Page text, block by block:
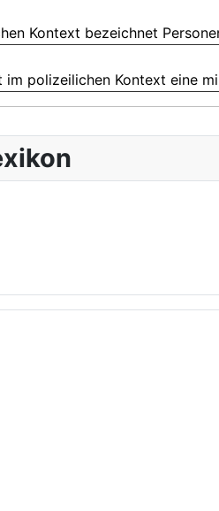
Kontext bezeichnet
polizeilichen Kontext eine